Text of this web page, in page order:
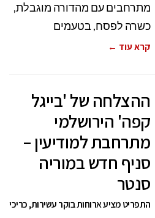
מתרחבים עם מהדורה מוגבלת,
כשרה לפסח, בטעמים
קרא עוד ←
ההצלחה של 'בייגל
קפה' הירושלמי
מתרחבת למודיעין –
סניף חדש במוריה
סנטר
התפריט מציע ארוחות בוקר עשירות, כריכי